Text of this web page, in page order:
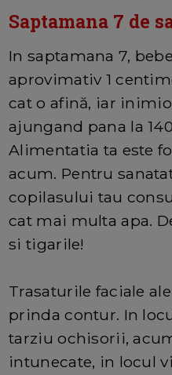
Saptamana 7 de
In saptamana 7,
aprovimativ 1
cat o afină, iar
ajungand pana la
Alimentatia ta este
acum. Pentru
copilasului tau
cat mai multa apa.
si tigarile!
Trasaturile faciale
prinda contur. In
tarziu ochisorii,
intunecate, in locul